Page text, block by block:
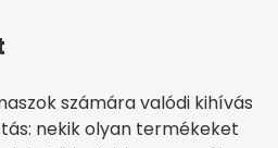
számára valódi kihívás
nekik olyan termékeket